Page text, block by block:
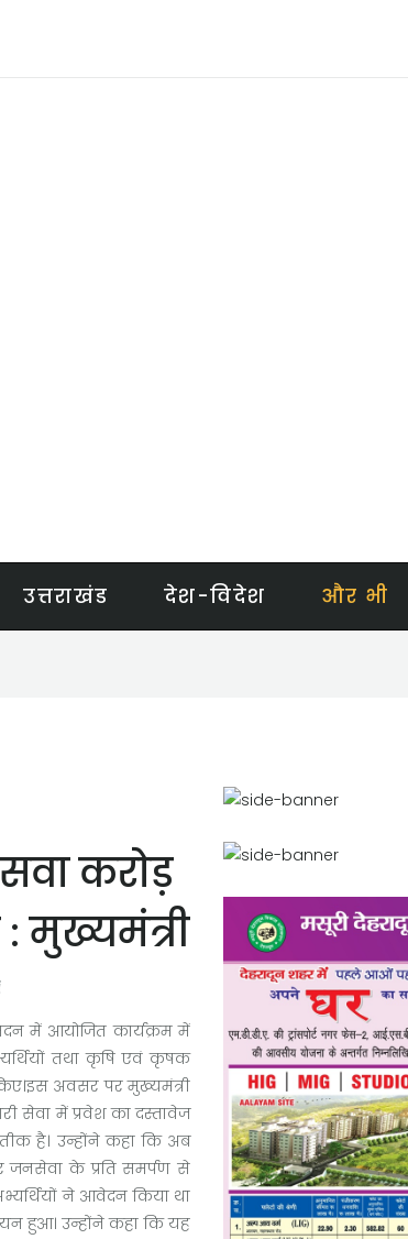
उत्तराखंड देश-विदेश और भी
करोड़
: मुख्यमंत्री
में आयोजित कार्यक्रम में
तथा कृषि एवं कृषक
अवसर पर मुख्यमंत्री
सेवा में प्रवेश का दस्तावेज
है। उन्होंने कहा कि अब
जनसेवा के प्रति समर्पण से
ने आवेदन किया था
हुआ। उन्होंने कहा कि यह